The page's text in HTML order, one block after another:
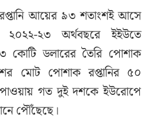
আয়ের ৯৩ শতাংশই আসে
২৩ অর্থবছরে ইইউতে
কোটি ডলারের তৈরি পোশাক
মোট পোশাক রপ্তানির ৫০
পাওয়ায় গত দুই দশকে ইউরোপে
পৌঁছেছে।